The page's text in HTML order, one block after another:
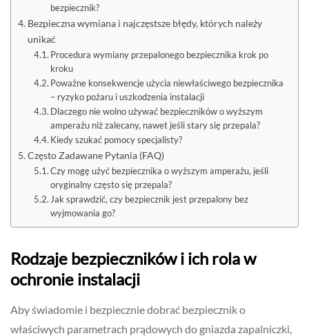
bezpiecznik?
Bezpieczna wymiana i najczęstsze błędy, których należy
unikać
Procedura wymiany przepalonego bezpiecznika krok po
kroku
Poważne konsekwencje użycia niewłaściwego bezpiecznika
– ryzyko pożaru i uszkodzenia instalacji
Dlaczego nie wolno używać bezpieczników o wyższym
amperażu niż zalecany, nawet jeśli stary się przepala?
Kiedy szukać pomocy specjalisty?
Często Zadawane Pytania (FAQ)
Czy mogę użyć bezpiecznika o wyższym amperażu, jeśli
oryginalny często się przepala?
Jak sprawdzić, czy bezpiecznik jest przepalony bez
wyjmowania go?
Rodzaje bezpieczników i ich rola w
ochronie instalacji
Aby świadomie i bezpiecznie dobrać bezpiecznik o
właściwych parametrach prądowych do gniazda zapalniczki,